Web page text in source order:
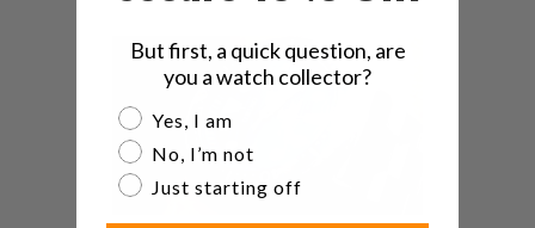
But first, a quick question, are
you a watch collector?
Are you a watch collector?
Yes, I am
No, I’m not
Just starting off